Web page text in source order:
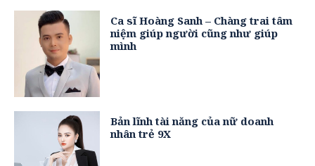
Ca sĩ Hoàng Sanh – Chàng trai tâm
niệm giúp người cũng như giúp
mình
Bản lĩnh tài năng của nữ doanh
nhân trẻ 9X